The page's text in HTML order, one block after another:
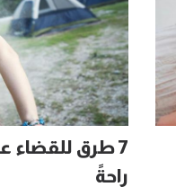
7 طرق للقضاء
راحةً